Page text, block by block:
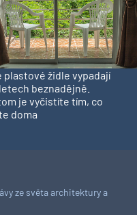
plastové židle vypadají
beznadějně.
je vyčistíte tím, co
doma
ze světa architektury a